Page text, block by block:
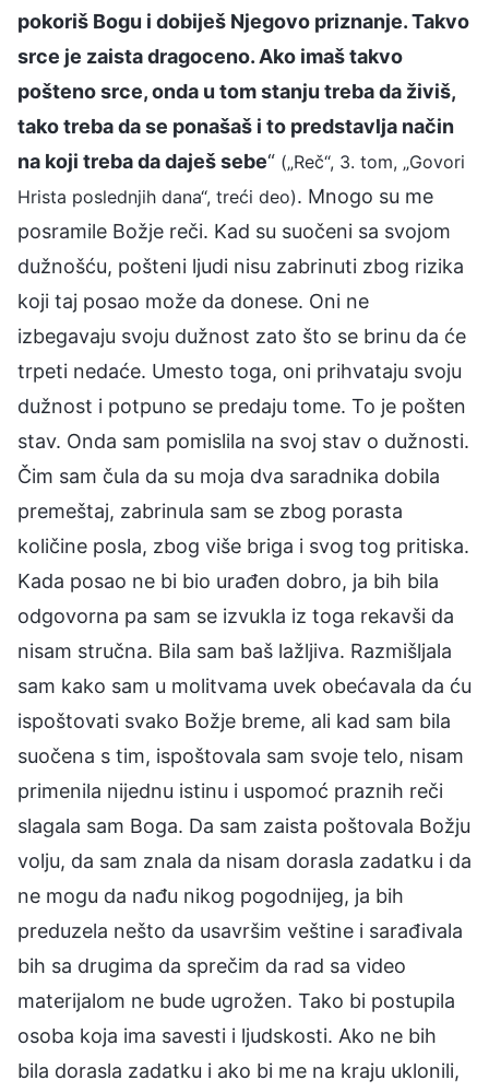
pokoriš Bogu i dobiješ Njegovo priznanje. Takvo
srce je zaista dragoceno. Ako imaš takvo
pošteno srce, onda u tom stanju treba da živiš,
tako treba da se ponašaš i to predstavlja način
na koji treba da daješ sebe“ („Reč“, 3. tom, „Govori
Hrista poslednjih dana“, treći deo). Mnogo su me
posramile Božje reči. Kad su suočeni sa svojom
dužnošću, pošteni ljudi nisu zabrinuti zbog rizika
koji taj posao može da donese. Oni ne
izbegavaju svoju dužnost zato što se brinu da će
trpeti nedaće. Umesto toga, oni prihvataju svoju
dužnost i potpuno se predaju tome. To je pošten
stav. Onda sam pomislila na svoj stav o dužnosti.
Čim sam čula da su moja dva saradnika dobila
premeštaj, zabrinula sam se zbog porasta
količine posla, zbog više briga i svog tog pritiska.
Kada posao ne bi bio urađen dobro, ja bih bila
odgovorna pa sam se izvukla iz toga rekavši da
nisam stručna. Bila sam baš lažljiva. Razmišljala
sam kako sam u molitvama uvek obećavala da ću
ispoštovati svako Božje breme, ali kad sam bila
suočena s tim, ispoštovala sam svoje telo, nisam
primenila nijednu istinu i uspomoć praznih reči
slagala sam Boga. Da sam zaista poštovala Božju
volju, da sam znala da nisam dorasla zadatku i da
ne mogu da nađu nikog pogodnijeg, ja bih
preduzela nešto da usavršim veštine i sarađivala
bih sa drugima da sprečim da rad sa video
materijalom ne bude ugrožen. Tako bi postupila
osoba koja ima savesti i ljudskosti. Ako ne bih
bila dorasla zadatku i ako bi me na kraju uklonili,